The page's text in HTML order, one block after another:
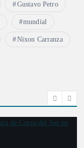
Gustavo Petro
mundial
Nixon Carranza